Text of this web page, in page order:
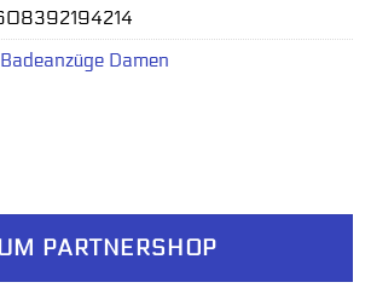
PARTNERSHOP
Damen